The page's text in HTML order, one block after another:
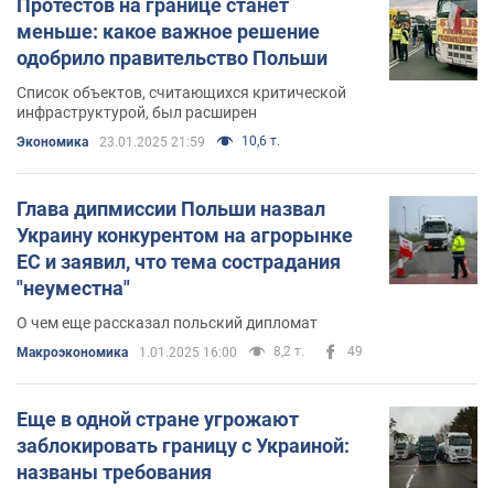
Протестов на границе станет
меньше: какое важное решение
одобрило правительство Польши
Список объектов, считающихся критической
инфраструктурой, был расширен
Экономика 23.01.2025 21:59 10,6 т.
Глава дипмиссии Польши назвал
Украину конкурентом на агрорынке
ЕС и заявил, что тема сострадания
"неуместна"
О чем еще рассказал польский дипломат
Mакроэкономика 1.01.2025 16:00 8,2 т. 49
Еще в одной стране угрожают
заблокировать границу с Украиной:
названы требования